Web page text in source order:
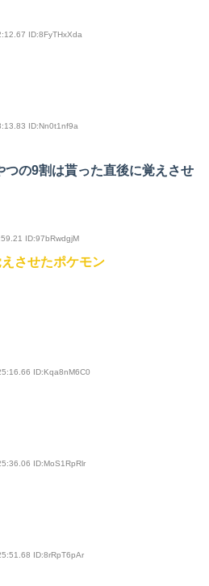
ID:8FyTHxXda
ID:Nn0t1nf9a
つの9割は貰った直後に覚えさせ
ID:97bRwdgjM
させたポケモン
ID:Kqa8nM6C0
ID:MoS1RpRlr
ID:8rRpT6pAr